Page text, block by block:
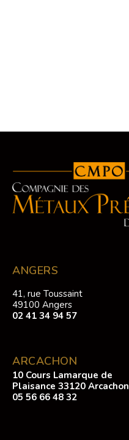
ANGERS
41, rue Toussaint
49100 Angers
02 41 34 94 57
ARCACHON
10 Cours Lamarque de
Plaisance 33120 Arcachon
05 56 66 48 32